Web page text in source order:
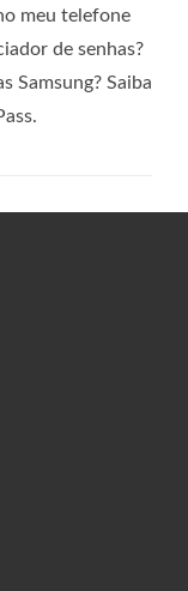
meu telefone
de senhas?
Samsung? Saiba